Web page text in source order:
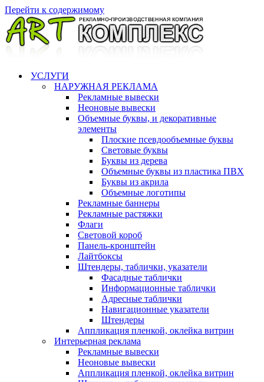
Перейти к содержимому
УСЛУГИ
НАРУЖНАЯ РЕКЛАМА
Рекламные вывески
Неоновые вывески
Объемные буквы, и декоративные
элементы
Плоские псевдообъемные буквы
Световые буквы
Буквы из дерева
Объемные буквы из пластика ПВХ
Буквы из акрила
Объемные логотипы
Рекламные баннеры
Рекламные растяжки
Флаги
Световой короб
Панель-кронштейн
Лайтбоксы
Штендеры, таблички, указатели
Фасадные таблички
Информационные таблички
Адресные таблички
Навигационные указатели
Штендеры
Аппликация пленкой, оклейка витрин
Интерьерная реклама
Рекламные вывески
Неоновые вывески
Аппликация пленкой, оклейка витрин